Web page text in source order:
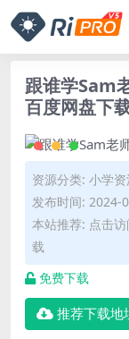
跟谁学Sam
百度网盘下
资源分类: 小学
发布时间: 2024-
本站推荐: 点击
载
免费下载
推荐下载地